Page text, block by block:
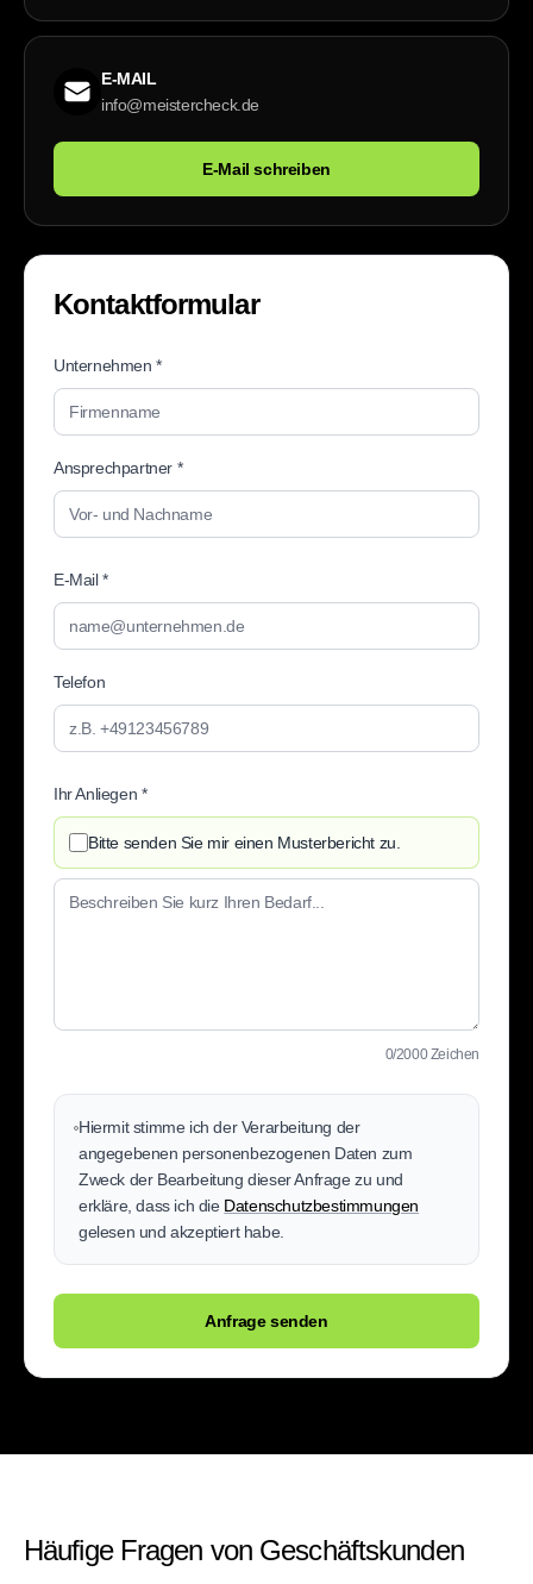
E-MAIL
info@meistercheck.de
E-Mail schreiben
Kontaktformular
Unternehmen *
Ansprechpartner *
E-Mail *
Telefon
Ihr Anliegen *
Bitte senden Sie mir einen Musterbericht zu.
0/2000 Zeichen
Hiermit stimme ich der Verarbeitung der
angegebenen personenbezogenen Daten zum
Zweck der Bearbeitung dieser Anfrage zu und
erkläre, dass ich die Datenschutzbestimmungen
gelesen und akzeptiert habe.
Anfrage senden
Häufige Fragen von Geschäftskunden